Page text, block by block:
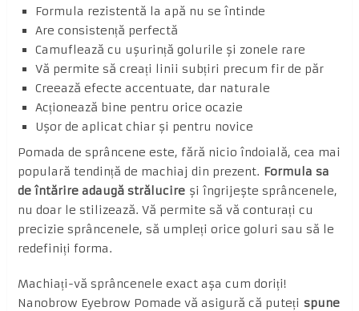
Formula rezistentă la apă nu se întinde
Are consistență perfectă
Camuflează cu ușurință golurile și zonele rare
Vă permite să creați linii subțiri precum fir de păr
Creează efecte accentuate, dar naturale
Acționează bine pentru orice ocazie
Ușor de aplicat chiar și pentru novice
Pomada de sprâncene este, fără nicio îndoială, cea mai
populară tendință de machiaj din prezent. Formula sa
de întărire adaugă strălucire și îngrijește sprâncenele,
nu doar le stilizează. Vă permite să vă conturați cu
precizie sprâncenele, să umpleți orice goluri sau să le
redefiniți forma.
Machiați-vă sprâncenele exact așa cum doriți!
Nanobrow Eyebrow Pomade vă asigură că puteți spune